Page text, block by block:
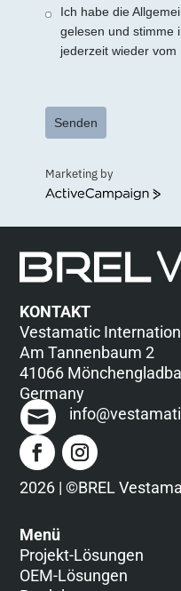
Ich habe die
gelesen und stimme
jederzeit wieder
Senden
Marketing by
ActiveCampaign
KONTAKT
Vestamatic
Am Tannenbaum 2
41066
Germany
2026 | ©BREL
Menü
Projekt-Lösungen
OEM-Lösungen